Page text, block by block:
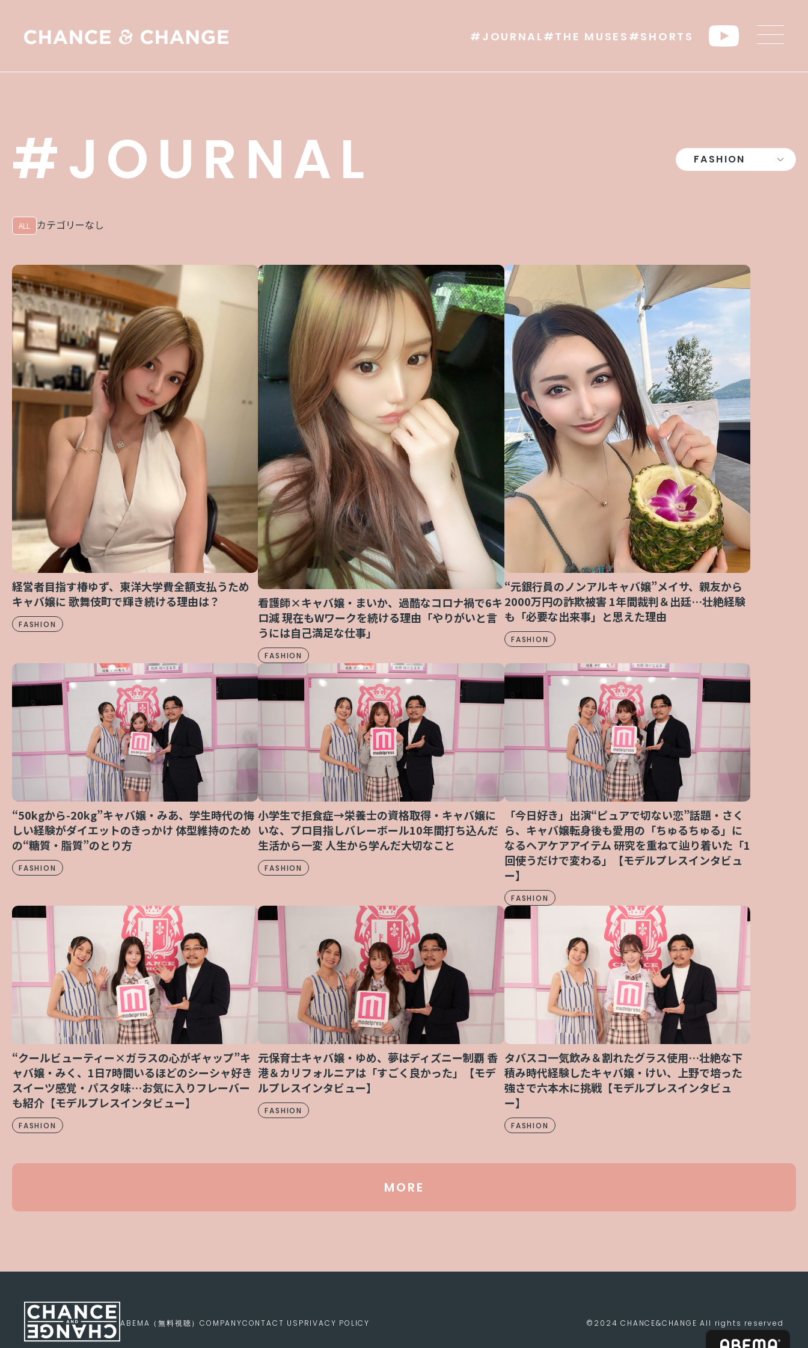
#JOURNAL#THE MUSES #SHORTS
#JOURNAL
ALL カテゴリーなし
経営者目指す椿ゆず、東洋大学費全額支払うため
キャバ嬢に 歌舞伎町で輝き続ける理由は？
FASHION
看護師×キャバ嬢・まいか、過酷なコロナ禍で6キ
ロ減 現在もWワークを続ける理由「やりがいと言
うには自己満足な仕事」
FASHION
“元銀行員のノンアルキャバ嬢”メイサ、親友から
2000万円の詐欺被害 1年間裁判＆出廷…壮絶経験
も「必要な出来事」と思えた理由
FASHION
“50kgから-20kg”キャバ嬢・みあ、学生時代の悔
しい経験がダイエットのきっかけ 体型維持のため
の“糖質・脂質”のとり方
FASHION
小学生で拒食症→栄養士の資格取得・キャバ嬢に
いな、プロ目指しバレーボール10年間打ち込んだ
生活から一変 人生から学んだ大切なこと
FASHION
「今日好き」出演“ピュアで切ない恋”話題・さく
ら、キャバ嬢転身後も愛用の「ちゅるちゅる」に
なるヘアケアアイテム 研究を重ねて辿り着いた「1
回使うだけで変わる」【モデルプレスインタビュ
ー】
FASHION
“クールビューティー×ガラスの心がギャップ”キ
ャバ嬢・みく、1日7時間いるほどのシーシャ好き
スイーツ感覚・パスタ味…お気に入りフレーバー
も紹介【モデルプレスインタビュー】
FASHION
元保育士キャバ嬢・ゆめ、夢はディズニー制覇 香
港＆カリフォルニアは「すごく良かった」【モデ
ルプレスインタビュー】
FASHION
タバスコ一気飲み＆割れたグラス使用…壮絶な下
積み時代経験したキャバ嬢・けい、上野で培った
強さで六本木に挑戦【モデルプレスインタビュ
ー】
FASHION
MORE
ABEMA（無料視聴）COMPANYCONTACT US PRIVACY POLICY ©2024 CHANCE&CHANGE All rights reserved